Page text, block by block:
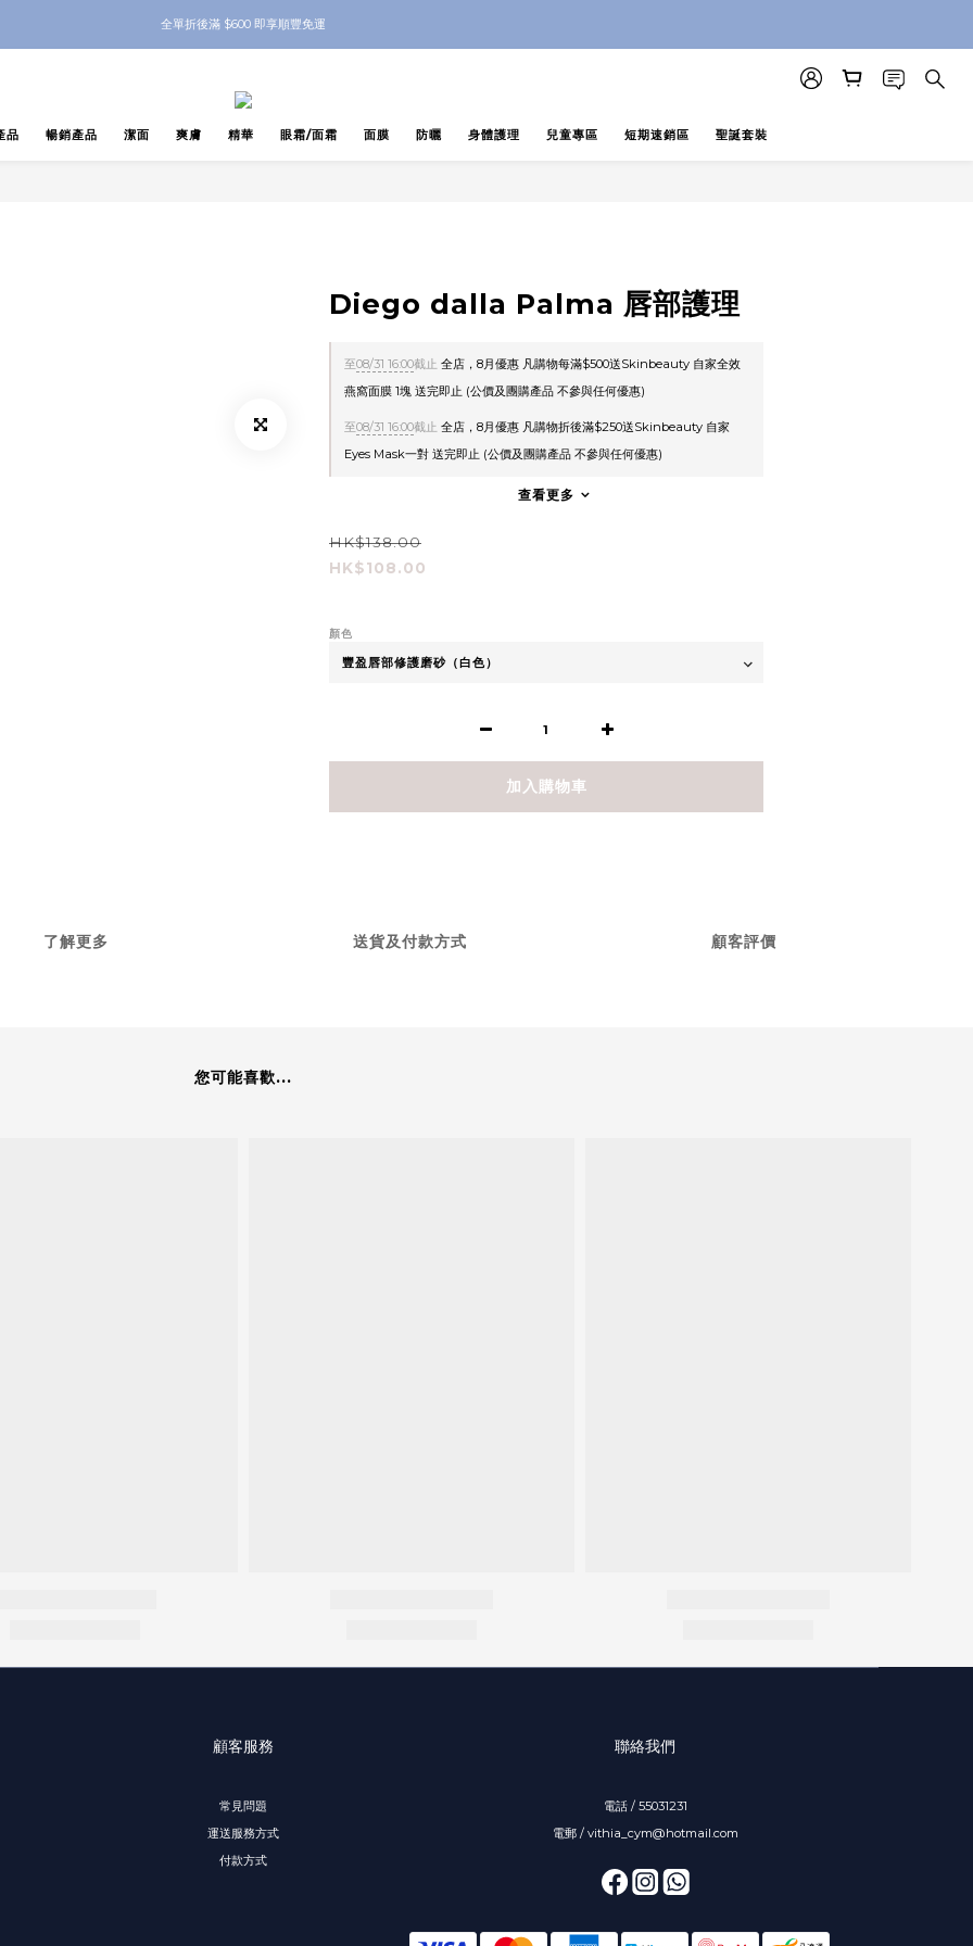
自家Eyes Mask一對 每滿$500送Skinbeauty 自家全效燕窩面膜 1塊 送完即止 (公價及團購產品 不參與任何優惠)
全單折後滿 $600 即享順豐免運
品 暢銷產品 潔面 爽膚 精華 眼霜/面霜 面膜 防曬 身體護理 兒童專區 短期速銷區 聖誕套裝
Diego dalla Palma 唇部護理
至08/31 16:00截止 全店，8月優惠 凡購物每滿$500送Skinbeauty 自家全效
燕窩面膜 1塊 送完即止 (公價及團購產品 不參與任何優惠)
至08/31 16:00截止 全店，8月優惠 凡購物折後滿$250送Skinbeauty 自家
Eyes Mask一對 送完即止 (公價及團購產品 不參與任何優惠)
查看更多
HK$138.00
HK$108.00
顏色
加入購物車
了解更多 送貨及付款方式 顧客評價
您可能喜歡...
顧客服務
常見問題
運送服務方式
付款方式
聯絡我們
電話 / 55031231
電郵 / vithia_cym@hotmail.com